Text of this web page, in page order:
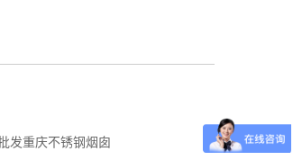
发重庆不锈钢烟囱